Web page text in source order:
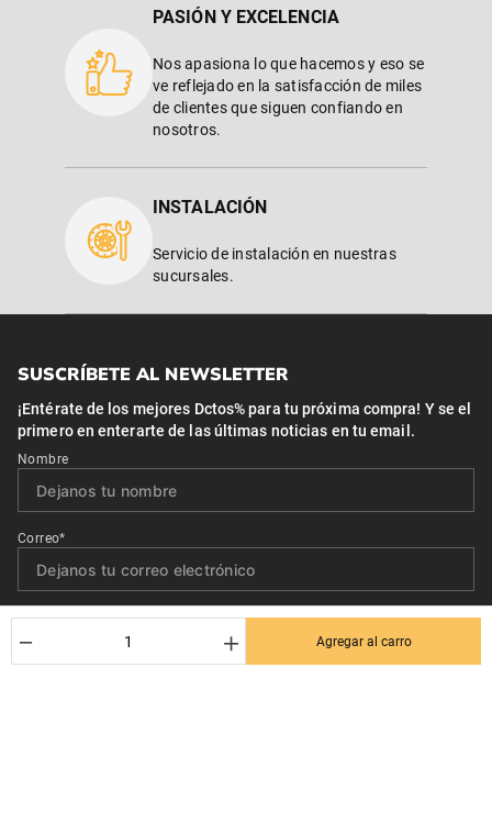
＋
－ Agregar al carro
PASIÓN Y EXCELENCIA
Nos apasiona lo que hacemos y eso se
ve reflejado en la satisfacción de miles
de clientes que siguen confiando en
nosotros.
INSTALACIÓN
Servicio de instalación en nuestras
sucursales.
SUSCRÍBETE AL NEWSLETTER
¡Entérate de los mejores Dctos% para tu próxima compra! Y se el
primero en enterarte de las últimas noticias en tu email.
Nombre
Correo*
Quiero recibir el newsletter con promociones.